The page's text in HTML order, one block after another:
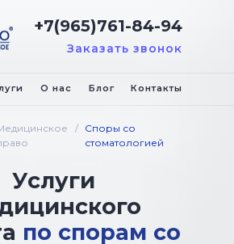
Услуги
по спорам со
/ Споры со
стоматологией
Блог
Заказать звонок
+7(965)761-84-94
Контакты
О нас